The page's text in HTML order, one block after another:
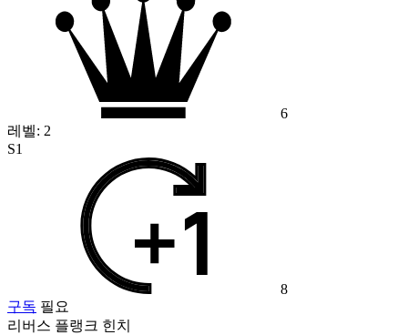
6
레벨: 2
S1
8
구독 필요
리버스 플랭크 힌치